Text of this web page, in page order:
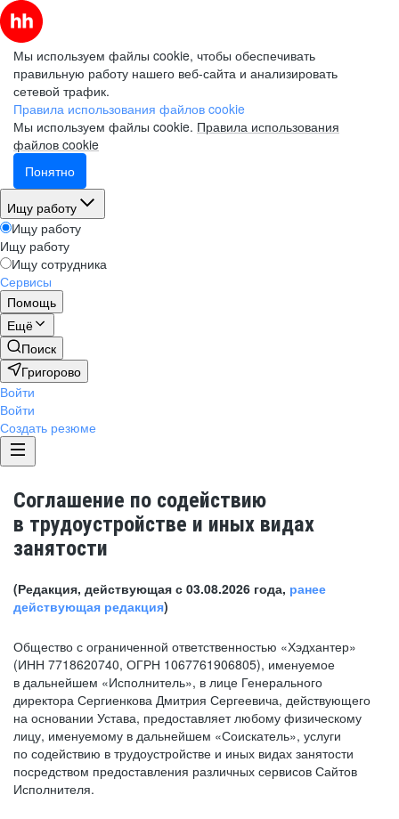
Мы используем файлы cookie, чтобы обеспечивать
правильную работу нашего веб-сайта и анализировать
сетевой трафик.
Правила использования файлов cookie
Мы используем файлы cookie. Правила использования
файлов cookie
Понятно
Ищу работу
Ищу работу
Ищу работу
Ищу сотрудника
Сервисы
Помощь
Ещё
Поиск
Григорово
Войти
Войти
Создать резюме
Соглашение по содействию
в трудоустройстве и иных видах
занятости
(Редакция, действующая с 03.08.2026 года, ранее
действующая редакция)
Общество с ограниченной ответственностью «Хэдхантер»
(ИНН 7718620740, ОГРН 1067761906805), именуемое
в дальнейшем «Исполнитель», в лице Генерального
директора Сергиенкова Дмитрия Сергеевича, действующего
на основании Устава, предоставляет любому физическому
лицу, именуемому в дальнейшем «Соискатель», услуги
по содействию в трудоустройстве и иных видах занятости
посредством предоставления различных сервисов Сайтов
Исполнителя.